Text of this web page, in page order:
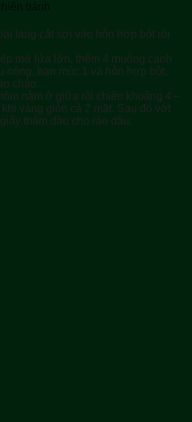
bánh
lang cắt sợi vào hỗn hợp bột rồi
mở lửa lớn, thêm 4 muỗng canh
nóng, bạn múc 1 vá hỗn hợp bột,
chảo.
nằm ở giữa rồi chiên khoảng 4 –
vàng giòn cả 2 mặt. Sau đó vớt
thấm dầu cho ráo dầu.